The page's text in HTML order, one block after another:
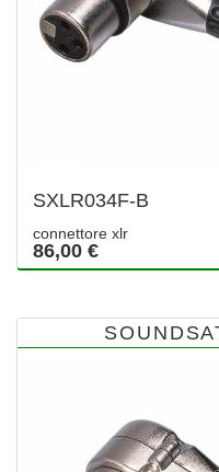
SXLR034F-B
connettore xlr
86,00 €